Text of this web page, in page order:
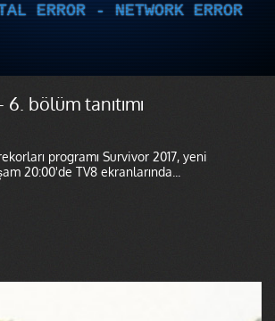
ERROR - NETWORK ERROR
bölüm tanıtımı
programı Survivor 2017, yeni
20:00'de TV8 ekranlarında...